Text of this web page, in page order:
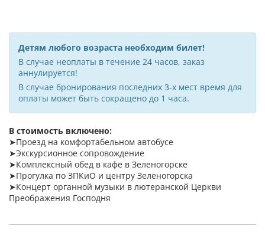
Детям любого возраста необходим билет!
В случае неоплаты в течение 24 часов, заказ
аннулируется!
В случае бронирования последних 3-х мест время для
оплаты может быть сокращено до 1 часа.
В стоимость включено:
➤Проезд на комфортабельном автобусе
➤Экскурсионное сопровождение
➤Комплексный обед в кафе в Зеленогорске
➤Прогулка по ЗПКиО и центру Зеленогорска
➤Концерт органной музыки в лютеранской Церкви
Преображения Господня